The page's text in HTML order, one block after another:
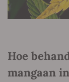
Hoe
mangaan